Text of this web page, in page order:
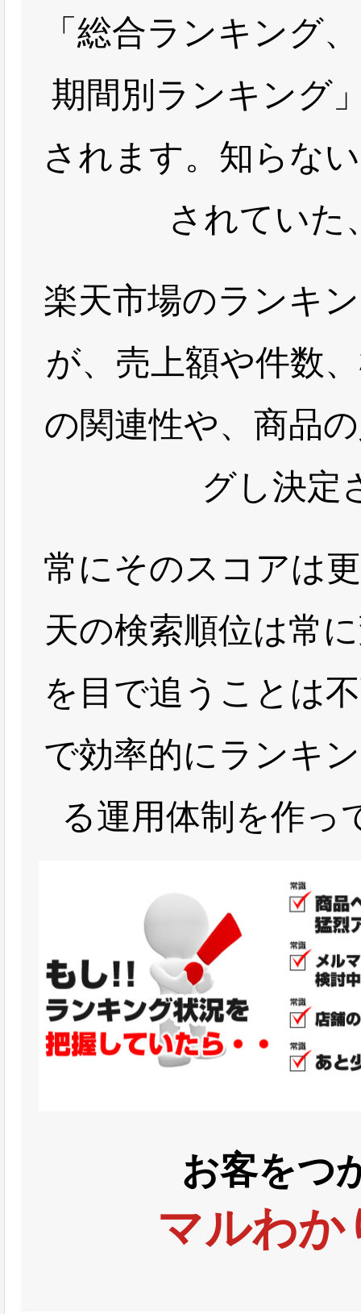
「総合ランキング
期間別ランキング
されます。知らな
されていた
楽天市場のランキ
が、売上額や件数
の関連性や、商品
グし決定
常にそのスコアは
天の検索順位は常
を目で追うことは
で効率的にランキ
る運用体制を作っ
お客をつ
マルわか